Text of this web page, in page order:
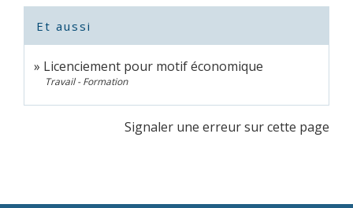
Et aussi
Licenciement pour motif économique
Travail - Formation
Signaler une erreur sur cette page